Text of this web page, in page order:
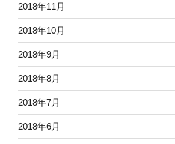
2018年11月
2018年10月
2018年9月
2018年8月
2018年7月
2018年6月